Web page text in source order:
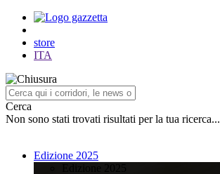
store
ITA
Cerca
Non sono stati trovati risultati per la tua ricerca...
Edizione 2025